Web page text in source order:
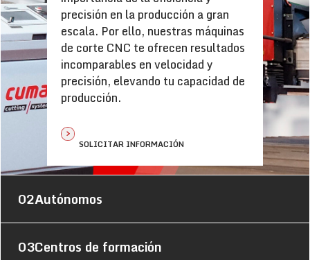
precisión en la producción a gran
escala. Por ello, nuestras máquinas
de corte CNC te ofrecen resultados
incomparables en velocidad y
precisión, elevando tu capacidad de
producción.
SOLICITAR INFORMACIÓN
02Autónomos
03Centros de formación